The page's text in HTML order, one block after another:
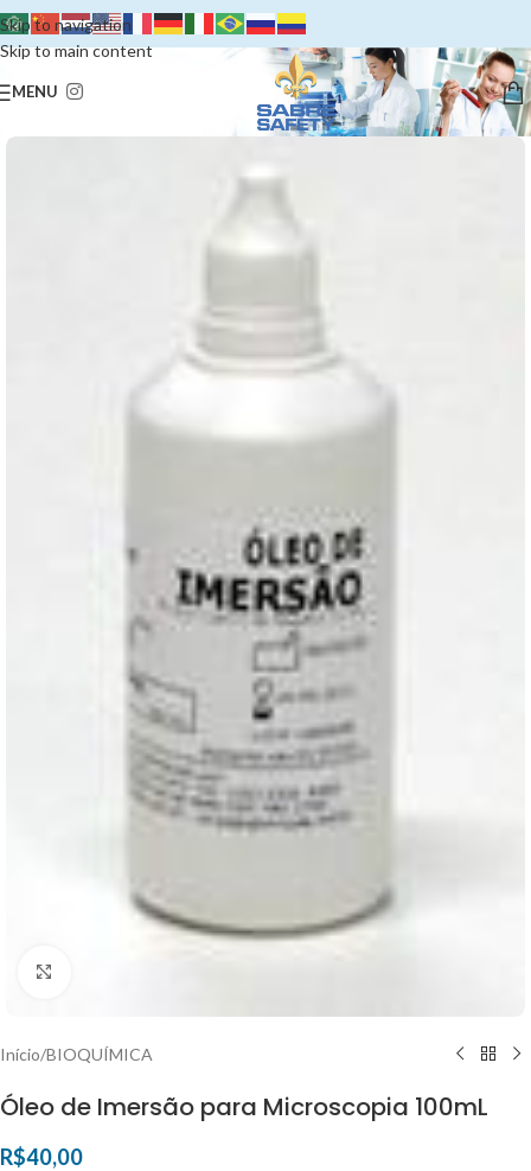
Skip to navigation
Skip to main content
MENU
Início/BIOQUÍMICA
Óleo de Imersão para Microscopia 100mL
R$40,00